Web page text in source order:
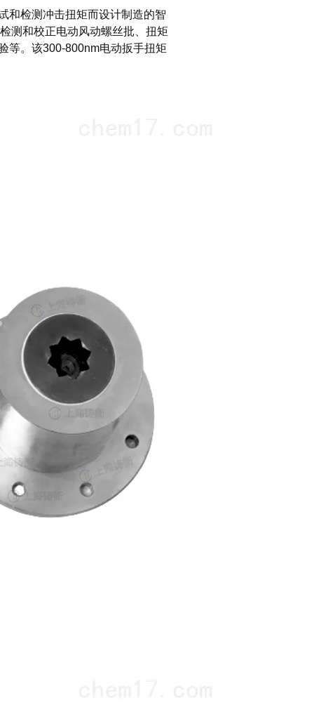
和检测冲击扭矩而设计制造的智
测和校正电动风动螺丝批、扭矩
等。该300-800nm电动扳手扭矩